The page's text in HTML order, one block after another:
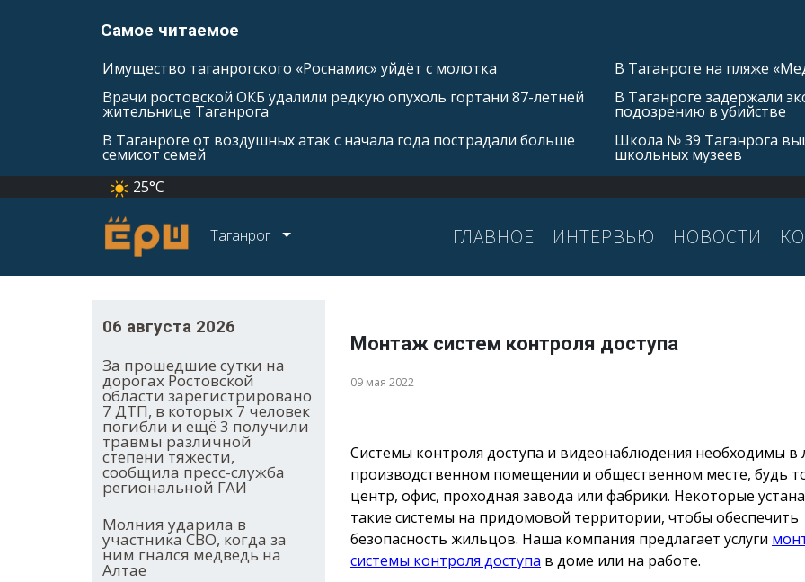
Самое читаемое
Имущество таганрогского «Роснамис» уйдёт с молотка
Врачи ростовской ОКБ удалили редкую опухоль гортани 87-летней
жительнице Таганрога
В Таганроге от воздушных атак с начала года пострадали больше
семисот семей
В Таганроге на пляже
В Таганроге задержали
подозрению в убийстве
Школа № 39 Таганрога
школьных музеев
25°C
Таганрог ГЛАВНОЕ ИНТЕРВЬЮ НОВОСТИ
06 августа 2026
За прошедшие сутки на
дорогах Ростовской
области зарегистрировано
7 ДТП, в которых 7 человек
погибли и ещё 3 получили
травмы различной
степени тяжести,
сообщила пресс-служба
региональной ГАИ
Молния ударила в
участника СВО, когда за
ним гнался медведь на
Алтае
Монтаж систем контроля доступа
09 мая 2022
Системы контроля доступа и видеонаблюдения необходимы
производственном помещении и общественном месте, будь
центр, офис, проходная завода или фабрики. Некоторые
такие системы на придомовой территории, чтобы обеспечить
безопасность жильцов. Наша компания предлагает услуги
системы контроля доступа в доме или на работе.